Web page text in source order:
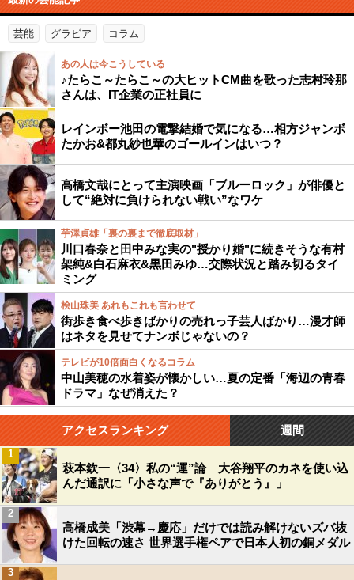
芸能 グラビア コラム
あの人は今こうしている
♪たらこ～たらこ～の大ヒットCM曲を歌った志村玲那
さんは、IT企業の正社員に
レインボー池田の電撃結婚で気になる…相方ジャンボ
たかお&都丸紗也華のゴールインはいつ？
高橋文哉にとって主演映画「ブルーロック」が俳優と
して“絶対に負けられない戦い”なワケ
芋澤貞雄「裏の裏まで徹底取材」
川口春奈と田中みな実の"授かり婚"に続きそうな有村
架純&白石麻衣&黒田みゆ…交際状況と踏み切るタイ
ミング
桧山珠美 あれもこれも言わせて
街歩き食べ歩きばかりの売れっ子芸人ばかり…漫才師
はネタを見せてナンボじゃないの？
テレビが10倍面白くなるコラム
中山美穂の水着姿が懐かしい…夏の定番「海辺の青春
ドラマ」なぜ消えた？
アクセスランキング 週間
萩本欽一〈34〉私の“運”論 大谷翔平のカネを使い込
んだ通訳に「小さな声で『ありがとう』」
1
高橋成美「渋幕→慶応」だけでは読み解けないズバ抜
けた回転の速さ 世界選手権ペアで日本人初の銅メダル
2
3